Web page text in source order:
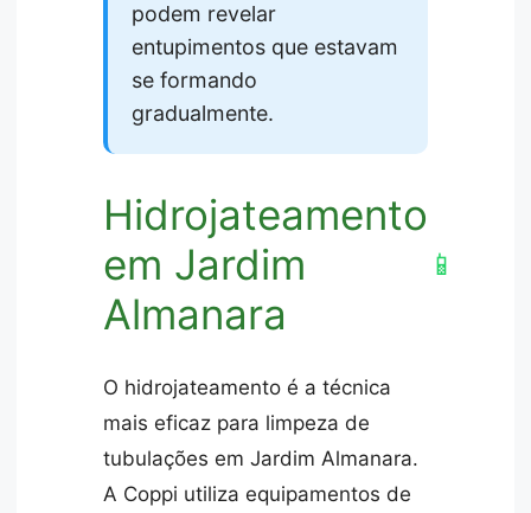
podem revelar
entupimentos que estavam
se formando
gradualmente.
Hidrojateamento
em Jardim
Almanara
📱
O hidrojateamento é a técnica
mais eficaz para limpeza de
tubulações em Jardim Almanara.
A Coppi utiliza equipamentos de